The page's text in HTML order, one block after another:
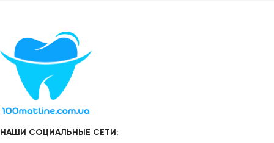
НАШИ СОЦИАЛЬНЫЕ СЕТИ: